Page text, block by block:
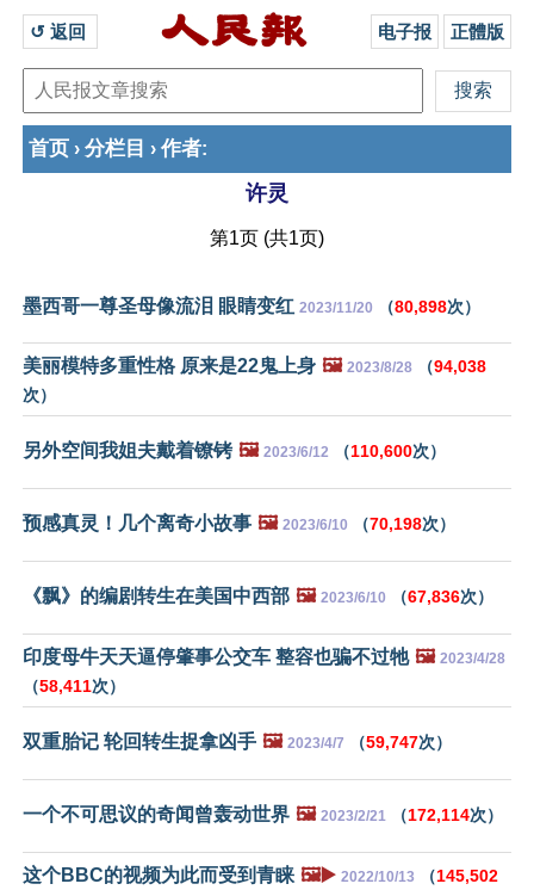
↺ 返回 电子报 正體版
首页 › 分栏目 › 作者:
许灵
第1页 (共1页)
墨西哥一尊圣母像流泪 眼睛变红 2023/11/20 （80,898次）
美丽模特多重性格 原来是22鬼上身 🖼️ 2023/8/28 （94,038
次）
另外空间我姐夫戴着镣铐 🖼️ 2023/6/12 （110,600次）
预感真灵！几个离奇小故事 🖼️ 2023/6/10 （70,198次）
《飘》的编剧转生在美国中西部 🖼️ 2023/6/10 （67,836次）
印度母牛天天逼停肇事公交车 整容也骗不过牠 🖼️ 2023/4/28
（58,411次）
双重胎记 轮回转生捉拿凶手 🖼️ 2023/4/7 （59,747次）
一个不可思议的奇闻曾轰动世界 🖼️ 2023/2/21 （172,114次）
这个BBC的视频为此而受到青睐 🖼️▶️ 2022/10/13 （145,502